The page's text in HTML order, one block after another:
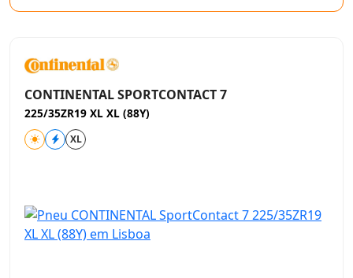
CONTINENTAL SPORTCONTACT 7
225/35ZR19 XL XL (88Y)
XL